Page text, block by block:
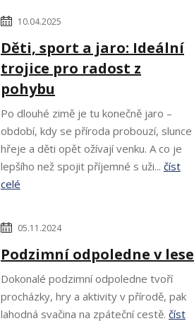
10.04.2025
Děti, sport a jaro: Ideální
trojice pro radost z
pohybu
Po dlouhé zimě je tu konečně jaro –
období, kdy se příroda probouzí, slunce
hřeje a děti opět ožívají venku. A co je
lepšího než spojit příjemné s uži... číst
celé
05.11.2024
Podzimní odpoledne v lese
Dokonalé podzimní odpoledne tvoří
procházky, hry a aktivity v přírodě, pak
lahodná svačina na zpáteční cestě. číst